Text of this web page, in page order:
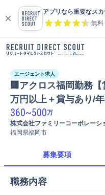
アプリなら重要なス
無料
エージェント求人
🏢アクロス福岡勤務
万円以上＋賞与あり/
360~500万
株式会社ファミリーコーポレーシ
福岡県福岡市
募集要項
職務内容